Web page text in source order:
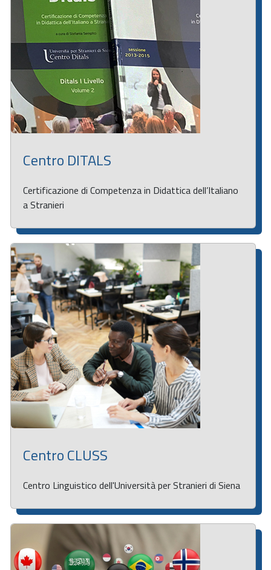
Centro DITALS
Certificazione di Competenza in Didattica dell’Italiano
a Stranieri
Centro CLUSS
Centro Linguistico dell'Università per Stranieri di Siena